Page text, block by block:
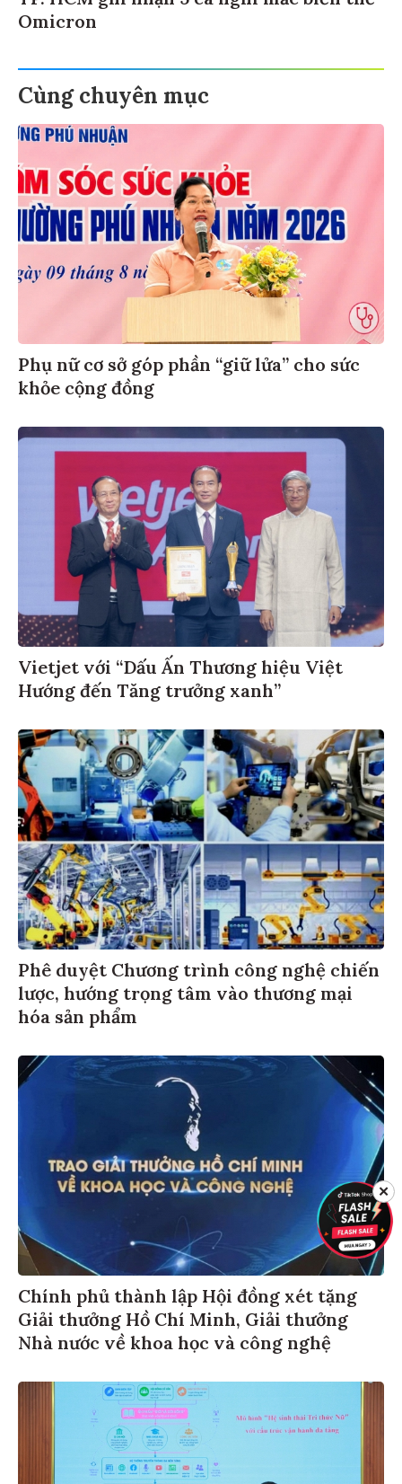
Omicron
Cùng chuyên mục
Phụ nữ cơ sở góp phần “giữ lửa” cho sức
khỏe cộng đồng
Vietjet với “Dấu Ấn Thương hiệu Việt
Hướng đến Tăng trưởng xanh”
Phê duyệt Chương trình công nghệ chiến
lược, hướng trọng tâm vào thương mại
hóa sản phẩm
Chính phủ thành lập Hội đồng xét tặng
Giải thưởng Hồ Chí Minh, Giải thưởng
Nhà nước về khoa học và công nghệ
✕